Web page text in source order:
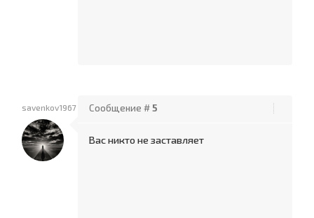
savenkov1967 Сообщение #5
Вас никто не заставляет